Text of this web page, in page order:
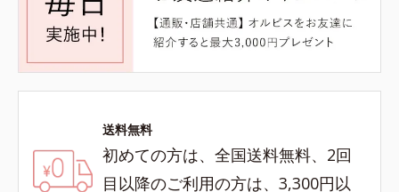
送料無料
初めての方は、全国送料無料、2回
目以降のご利用の方は、3,300円以